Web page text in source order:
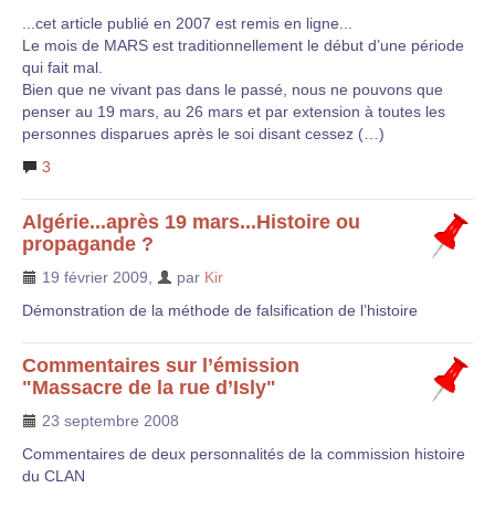
...cet article publié en 2007 est remis en ligne...
Le mois de MARS est traditionnellement le début d’une période
qui fait mal.
Bien que ne vivant pas dans le passé, nous ne pouvons que
penser au 19 mars, au 26 mars et par extension à toutes les
personnes disparues après le soi disant cessez (…)
3
Algérie...après 19 mars...Histoire ou
propagande ?
19 février 2009 par Kir
Démonstration de la méthode de falsification de l’histoire
Commentaires sur l’émission
"Massacre de la rue d’Isly"
23 septembre 2008
Commentaires de deux personnalités de la commission histoire
du CLAN